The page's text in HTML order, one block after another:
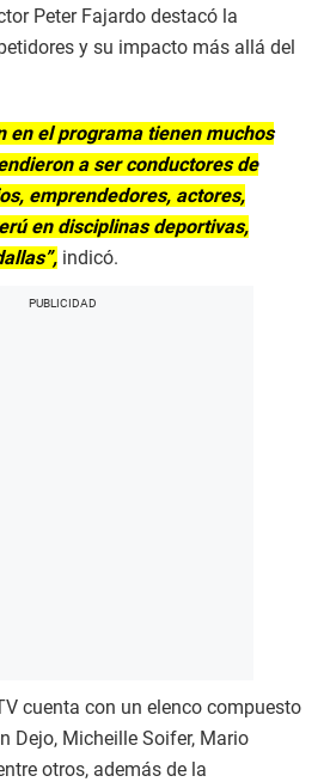
Peter Fajardo destacó la
y su impacto más allá del
en el programa tienen muchos
a ser conductores de
emprendedores, actores,
en disciplinas deportivas,
indicó.
cuenta con un elenco compuesto
Dejo, Micheille Soifer, Mario
otros, además de la